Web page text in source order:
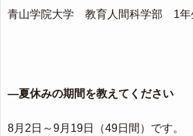
青山学院大学 教育人間科学部 1年
―夏休みの期間を教えてください
8月2日～9月19日（49日間）です。